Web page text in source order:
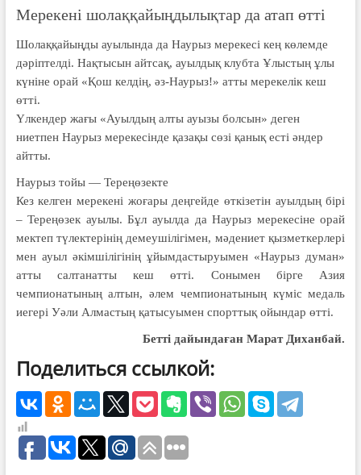
Мерекені шолаққайыңдылықтар да атап өтті
Шолаққайыңды ауылында да Наурыз мерекесі кең көлемде
дәріптелді. Нақтысын айтсақ, ауылдық клубта Ұлыстың ұлы
күніне орай «Қош келдің, әз-Наурыз!» атты мерекелік кеш
өтті.
Үлкендер жағы «Ауылдың алты ауызы болсын» деген
ниетпен Наурыз мерекесінде қазақы сөзі қанық есті әндер
айтты.
Наурыз тойы — Тереңөзекте
Кез келген мерекені жоғары деңгейде өткізетін ауылдың бірі
– Тереңөзек ауылы. Бұл ауылда да Наурыз мерекесіне орай
мектеп түлектерінің демеушілігімен, мәдениет қызметкерлері
мен ауыл әкімшілігінің ұйымдастыруымен «Наурыз думан»
атты салтанатты кеш өтті. Сонымен бірге Азия
чемпионатының алтын, әлем чемпионатының күміс медаль
иегері Уәли Алмастың қатысуымен спорттық ойындар өтті.
Бетті дайындаған Марат Диханбай.
Поделиться ссылкой: